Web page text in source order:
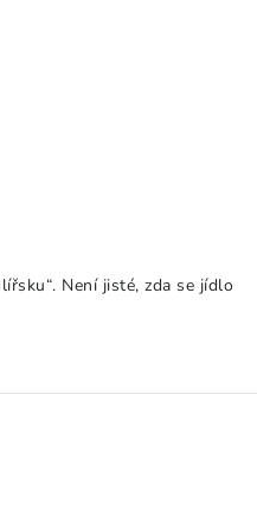
Není jisté, zda se jídlo